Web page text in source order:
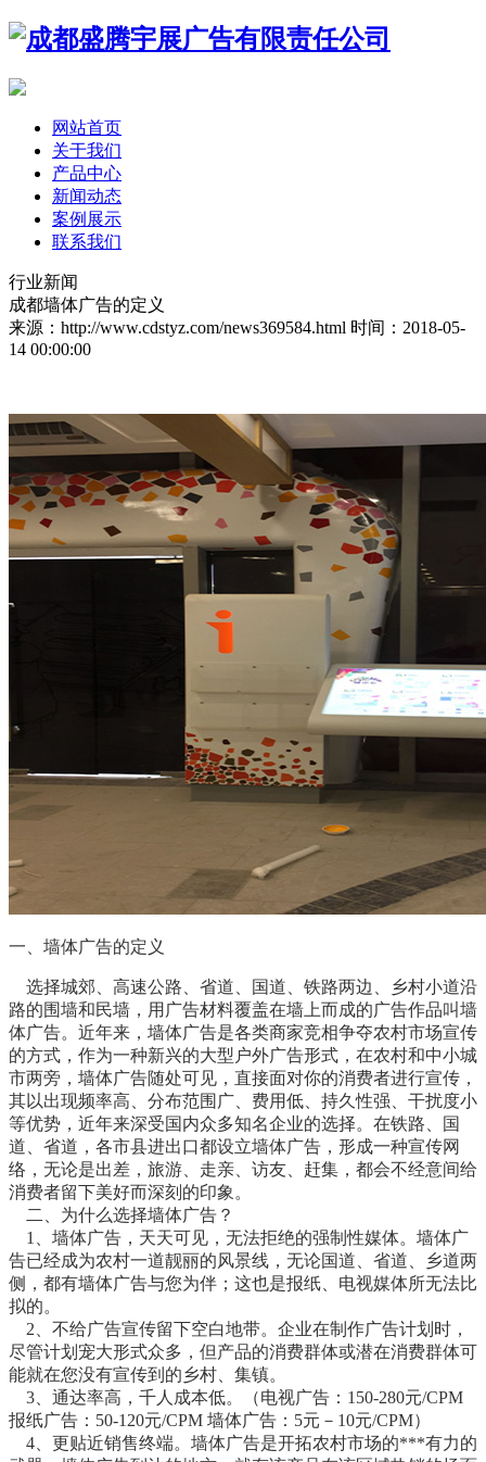
网站首页
关于我们
产品中心
新闻动态
案例展示
联系我们
行业新闻
成都墙体广告的定义
来源：http://www.cdstyz.com/news369584.html 时间：2018-05-
14 00:00:00
一、墙体广告的定义
选择城郊、高速公路、省道、国道、铁路两边、乡村小道沿
路的围墙和民墙，用广告材料覆盖在墙上而成的广告作品叫墙
体广告。近年来，墙体广告是各类商家竞相争夺农村市场宣传
的方式，作为一种新兴的大型户外广告形式，在农村和中小城
市两旁，墙体广告随处可见，直接面对你的消费者进行宣传，
其以出现频率高、分布范围广、费用低、持久性强、干扰度小
等优势，近年来深受国内众多知名企业的选择。在铁路、国
道、省道，各市县进出口都设立墙体广告，形成一种宣传网
络，无论是出差，旅游、走亲、访友、赶集，都会不经意间给
消费者留下美好而深刻的印象。
二、为什么选择墙体广告？
1、墙体广告，天天可见，无法拒绝的强制性媒体。墙体广
告已经成为农村一道靓丽的风景线，无论国道、省道、乡道两
侧，都有墙体广告与您为伴；这也是报纸、电视媒体所无法比
拟的。
2、不给广告宣传留下空白地带。企业在制作广告计划时，
尽管计划宠大形式众多，但产品的消费群体或潜在消费群体可
能就在您没有宣传到的乡村、集镇。
3、通达率高，千人成本低。（电视广告：150-280元/CPM
报纸广告：50-120元/CPM 墙体广告：5元－10元/CPM）
4、更贴近销售终端。墙体广告是开拓农村市场的***有力的